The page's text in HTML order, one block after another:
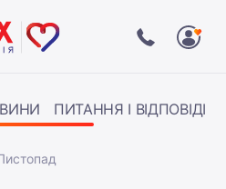
ПИТАННЯ І ВІДПОВІДІ